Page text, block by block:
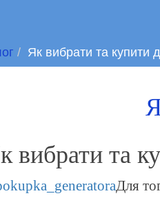
Як вибрати та купити
вибрати та
Для